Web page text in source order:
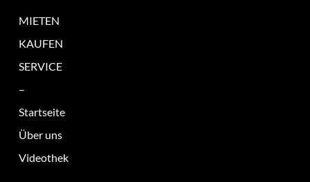
MIETEN
KAUFEN
SERVICE
–
Startseite
Über uns
Videothek